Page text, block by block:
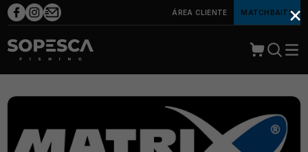
ÁREA CLIENTE MATCHBAITS×